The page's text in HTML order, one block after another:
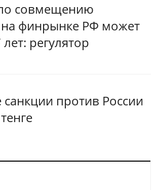
совмещению
финрынке РФ может
регулятор
против России